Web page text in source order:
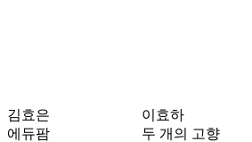
김효은
에듀팜
이효하
두 개의 고향